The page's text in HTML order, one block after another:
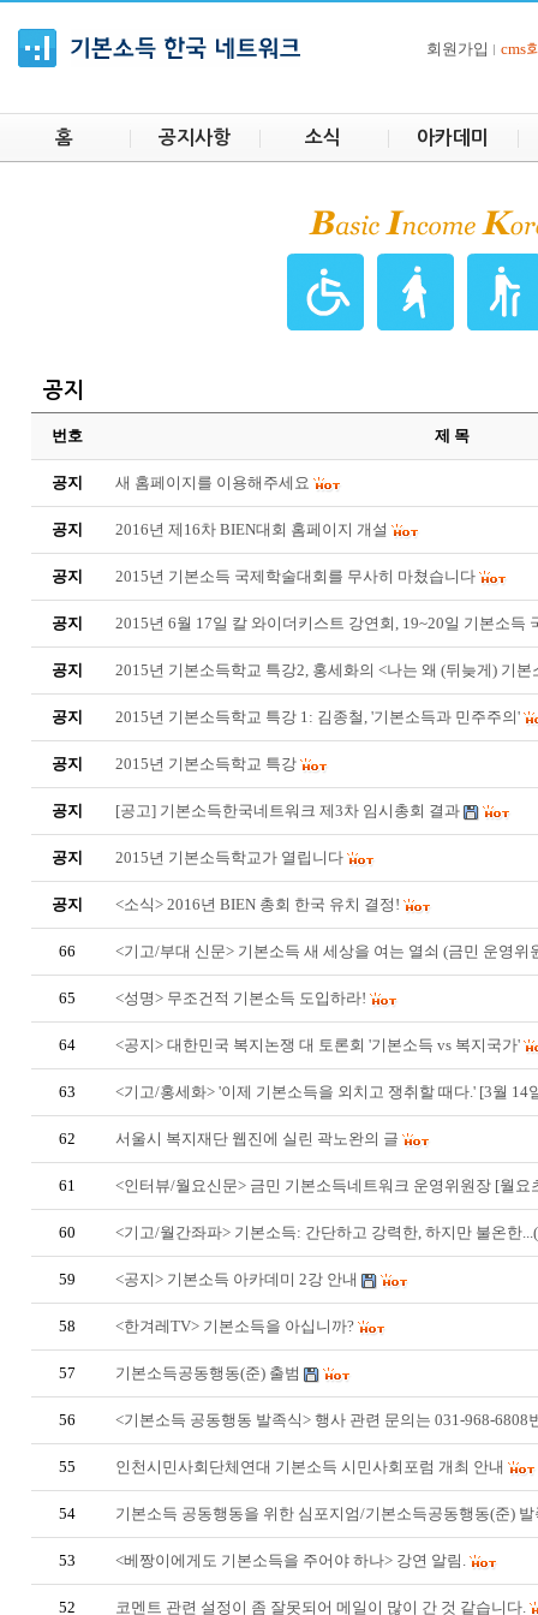
회원가입 cms
홈 공지사항 소식 아카데미
공지
번호 제 목
공지 새 홈페이지를 이용해주세요
공지 2016년 제16차 BIEN대회 홈페이지 개설
공지 2015년 기본소득 국제학술대회를 무사히 마쳤습니다
공지 2015년 6월 17일 칼 와이더키스트 강연회, 19~20일 기본소득
공지 2015년 기본소득학교 특강2, 홍세화의 <나는 왜 (뒤늦게) 기
공지 2015년 기본소득학교 특강 1: 김종철, '기본소득과 민주주의'
공지 2015년 기본소득학교 특강
공지 [공고] 기본소득한국네트워크 제3차 임시총회 결과
공지 2015년 기본소득학교가 열립니다
공지 <소식> 2016년 BIEN 총회 한국 유치 결정!
66 <기고/부대 신문> 기본소득 새 세상을 여는 열쇠 (금민 운영위
65 <성명> 무조건적 기본소득 도입하라!
64 <공지> 대한민국 복지논쟁 대 토론회 '기본소득 vs 복지국가'
63 <기고/홍세화> '이제 기본소득을 외치고 쟁취할 때다.' [3월 14
62 서울시 복지재단 웹진에 실린 곽노완의 글
61 <인터뷰/월요신문> 금민 기본소득네트워크 운영위원장 [월요
60 <기고/월간좌파> 기본소득: 간단하고 강력한, 하지만 불온한
59 <공지> 기본소득 아카데미 2강 안내
58 <한겨레TV> 기본소득을 아십니까?
57 기본소득공동행동(준) 출범
56 <기본소득 공동행동 발족식> 행사 관련 문의는 031-968-6808
55 인천시민사회단체연대 기본소득 시민사회포럼 개최 안내
54 기본소득 공동행동을 위한 심포지엄/기본소득공동행동(준) 발
53 <베짱이에게도 기본소득을 주어야 하나> 강연 알림.
52 코멘트 관련 설정이 좀 잘못되어 메일이 많이 간 것 같습니다.